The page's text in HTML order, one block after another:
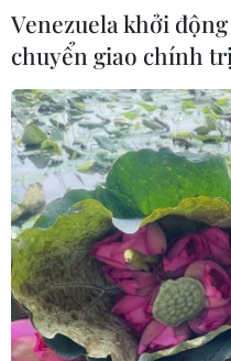
Venezuela khởi
chuyển giao chính trị